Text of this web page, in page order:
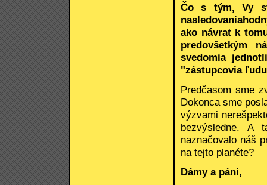
Čo s tým, Vy
ako návrat k
predovšetkým
svedomia
"zástupcovia
Predčasom sme
Dokonca sme
výzvami
bezvýsledne. A
naznačovalo náš
na tejto planéte?
Dámy a páni,